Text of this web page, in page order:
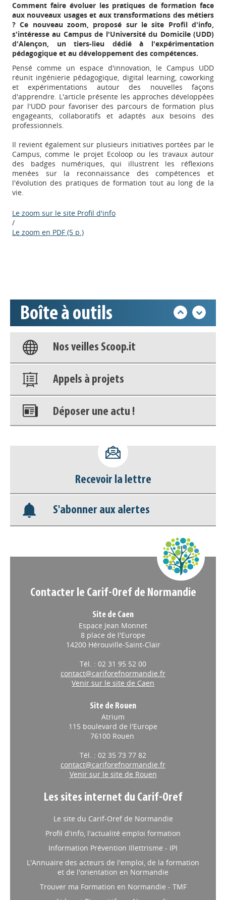
Comment faire évoluer les pratiques de formation face
aux nouveaux usages et aux transformations des métiers
? Ce nouveau zoom, proposé sur le site Profil d'info,
s'intéresse au Campus de l'Université du Domicile (UDD)
d'Alençon, un tiers-lieu dédié à l'expérimentation
pédagogique et au développement des compétences.
Pensé comme un espace d'innovation, le Campus UDD
réunit ingénierie pédagogique, digital learning, coworking
et expérimentations autour des nouvelles façons
d'apprendre. L'article présente les approches développées
par l'UDD pour favoriser des parcours de formation plus
engageants, collaboratifs et adaptés aux besoins des
professionnels.
Il revient également sur plusieurs initiatives portées par le
Campus, comme le projet Ecoloop ou les travaux autour
des badges numériques, qui illustrent les réflexions
menées sur la reconnaissance des compétences et
l'évolution des pratiques de formation tout au long de la
vie.
Le zoom sur le site Profil d'info
/
Le zoom en PDF (5 p.)
Boîte à outils
Appels à projets
Base documentaire
Nos veilles Scoop.it
Appels à projets
Déposer une actu !
déconnecter)
Base documentaire
Nos veilles Scoop.it
Recevoir la lettre
S'abonner aux alertes
Contacter le Carif-Oref de Normandie
Site de Caen
Espace Jean Monnet
8 place de l'Europe
14200 Hérouville-Saint-Clair
Tél. : 02 31 95 52 00
contact@cariforefnormandie.fr
Venir sur le site de Caen
Site de Rouen
Atrium
115 boulevard de l'Europe
76100 Rouen
Tél. : 02 35 73 77 82
contact@cariforefnormandie.fr
Venir sur le site de Rouen
Les sites internet du Carif-Oref
Le site du Carif-Oref de Normandie
Profil d'info, l'actualité emploi formation
Information Prévention Illettrisme - IPI
L'Annuaire des acteurs de l'emploi, de la formation
et de l'orientation en Normandie
Trouver ma Formation en Normandie - TMF